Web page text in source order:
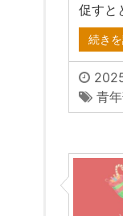
促すと
続き
青